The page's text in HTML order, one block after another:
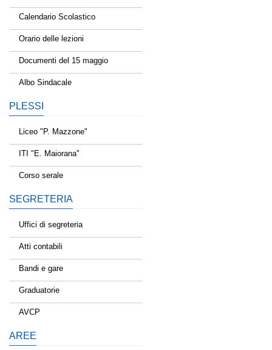
Calendario Scolastico
Orario delle lezioni
Documenti del 15 maggio
Albo Sindacale
PLESSI
Liceo "P. Mazzone"
ITI "E. Maiorana"
Corso serale
SEGRETERIA
Uffici di segreteria
Atti contabili
Bandi e gare
Graduatorie
AVCP
AREE